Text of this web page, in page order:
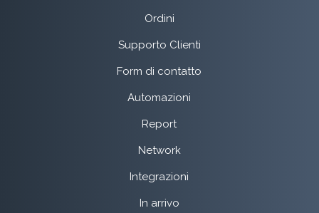
Ordini
Supporto Clienti
Form di contatto
Automazioni
Report
Network
Integrazioni
In arrivo